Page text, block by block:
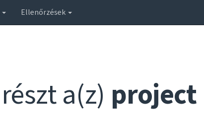
Ellenőrzések
a(z) project